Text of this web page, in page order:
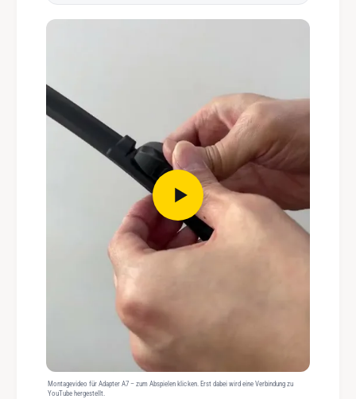
Montagevideo für Adapter A7 – zum Abspielen klicken. Erst dabei wird eine Verbindung zu
YouTube hergestellt.